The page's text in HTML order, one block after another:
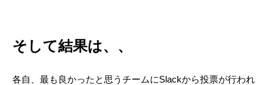
そして結果は、、
各自、最も良かったと思うチームにSlackから投票が行われ